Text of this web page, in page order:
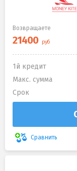
Возвращаете
1й кредит
Макс. сумма
Срок
Сравнить